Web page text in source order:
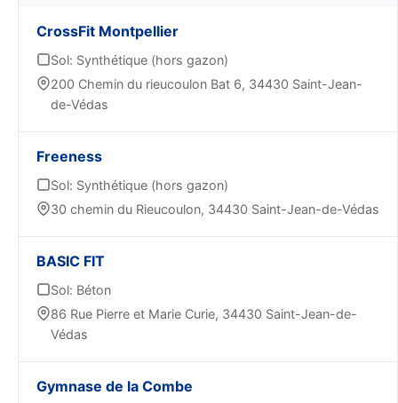
CrossFit Montpellier
Sol: Synthétique (hors gazon)
200 Chemin du rieucoulon Bat 6, 34430 Saint-Jean-
de-Védas
Freeness
Sol: Synthétique (hors gazon)
30 chemin du Rieucoulon, 34430 Saint-Jean-de-Védas
BASIC FIT
Sol: Béton
86 Rue Pierre et Marie Curie, 34430 Saint-Jean-de-
Védas
Gymnase de la Combe